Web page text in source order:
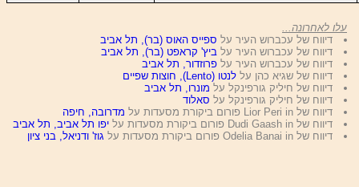
עלו לאחרונה...
דיווח של עכברוש העיר על ספייס האוס (בר), תל אביב
דיווח של עכברוש העיר על ביץ' קראפט (בר), תל אביב
דיווח של עכברוש העיר עלפרוזדור, תל אביב
דיווח של שגיא כהן עללנטו (Lento), חוצות שפיים
דיווח של חיליק גורפינקל על מונרו, תל אביב
דיווח של חיליק גורפינקל על סאלוד
דיווח של Lior Peri in פורום ביקורת מסעדות על
מדרובה, חיפה
דיווח של Dudi Gaash in פורום ביקורת מסעדות על
יפו תל אביב, תל אביב
דיווח של Odelia Banai in פורום ביקורת מסעדות על
גוז' ודניאל, בני ציון